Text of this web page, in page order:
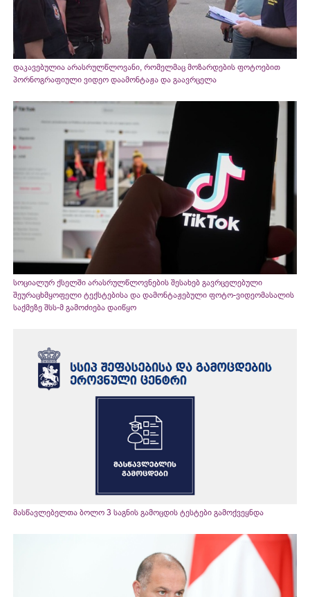
დაკავებულია არასრულწლოვანი, რომელმაც მოზარდების ფოტოებით
პორნოგრაფიული ვიდეო დაამონტაჟა და გაავრცელა
სოციალურ ქსელში არასრულწლოვნების შესახებ გავრცელებული
შეურაცხმყოფელი ტექსტებისა და დამონტაჟებული ფოტო-ვიდეომასალის
საქმეზე შსს-მ გამოძიება დაიწყო
მასწავლებელთა ბოლო 3 საგნის გამოცდის ტესტები გამოქვეყნდა